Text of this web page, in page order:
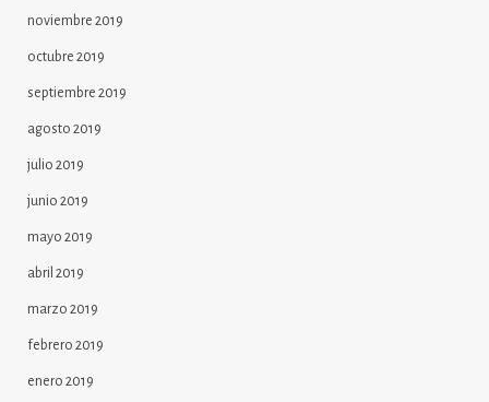
noviembre 2019
octubre 2019
septiembre 2019
agosto 2019
julio 2019
junio 2019
mayo 2019
abril 2019
marzo 2019
febrero 2019
enero 2019